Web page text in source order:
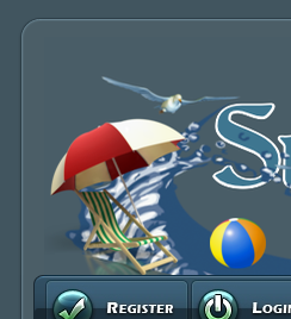
Registruj se Prijavite se